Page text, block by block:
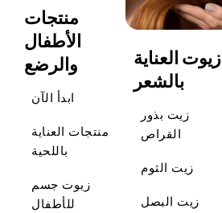
زيوت العناية
بالشعر
زيت بذور
القراص
زيت الثوم
زيت البصل
منتجات
الأطفال
والرضع
ابدأ الآن
منتجات العناية
باللحية
زيوت جسم
للأطفال